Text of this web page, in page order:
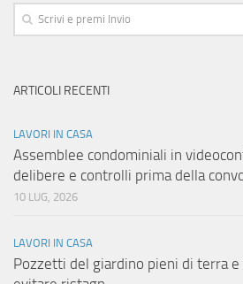
ARTICOLI RECENTI
LAVORI IN CASA
Assemblee condominiali in
delibere e controlli prima della
10 LUG, 2026
LAVORI IN CASA
Pozzetti del giardino pieni di terra